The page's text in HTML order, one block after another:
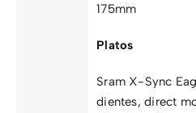
175mm
Platos
Sram X-Sync
dientes, direct